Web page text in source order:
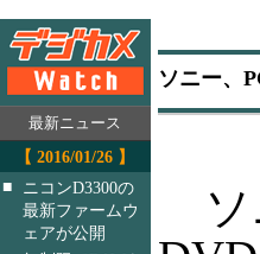
最新ニュース
【 2016/01/26 】
■
ニコンD3300の
最新ファームウ
ェアが公開
ソニー、
ソ